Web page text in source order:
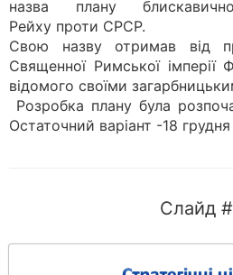
назва плану
Рейху проти СРСР.
Свою назву отримав від
Священної Римської імперії
відомого своїми
Розробка плану була
Остаточний варіант -18
Слайд